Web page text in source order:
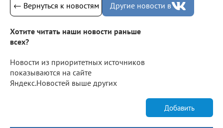
← Вернуться к новостям Другие новости в
Хотите читать наши новости раньше
всех?
Новости из приоритетных источников
показываются на сайте
Яндекс.Новостей выше других
Добавить